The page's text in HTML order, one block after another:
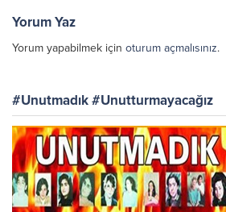
Yorum Yaz
Yorum yapabilmek için oturum açmalısınız.
#Unutmadık #Unutturmayacağız